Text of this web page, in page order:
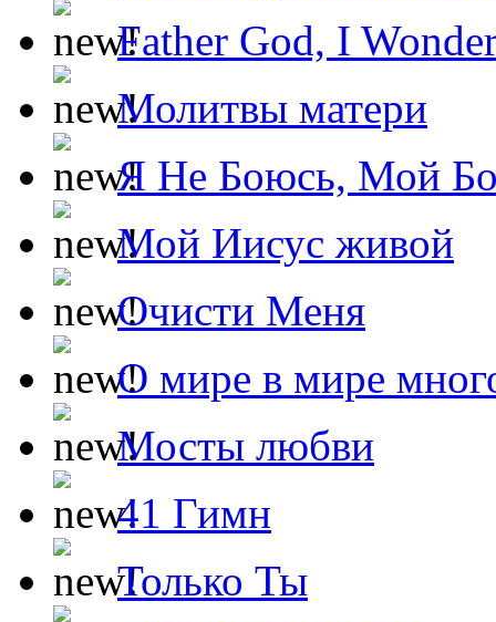
Father God, I
Молитвы матери
Я Не Боюсь, Мой
Мой Иисус живой
Очисти Меня
О мире в мире
Мосты любви
41 Гимн
Только Ты